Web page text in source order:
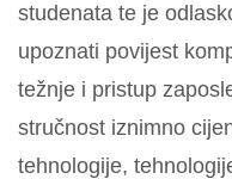
studenata te je
upoznati povijest
težnje i pristup
stručnost iznimno
tehnologije,